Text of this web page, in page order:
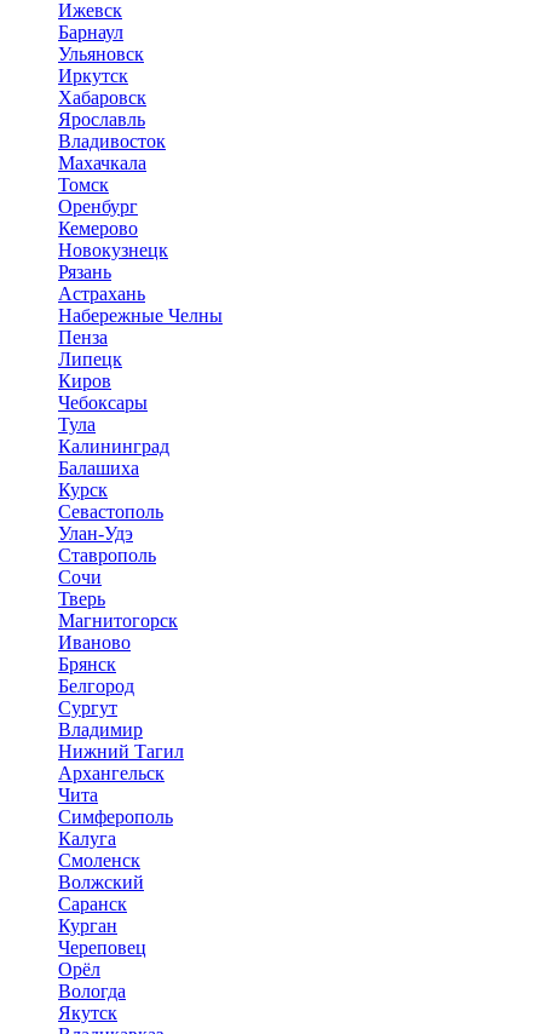
Ижевск
Барнаул
Ульяновск
Иркутск
Хабаровск
Ярославль
Владивосток
Махачкала
Томск
Оренбург
Кемерово
Новокузнецк
Рязань
Астрахань
Набережные Челны
Пенза
Липецк
Киров
Чебоксары
Тула
Калининград
Балашиха
Курск
Севастополь
Улан-Удэ
Ставрополь
Сочи
Тверь
Магнитогорск
Иваново
Брянск
Белгород
Сургут
Владимир
Нижний Тагил
Архангельск
Чита
Симферополь
Калуга
Смоленск
Волжский
Саранск
Курган
Череповец
Орёл
Вологда
Якутск